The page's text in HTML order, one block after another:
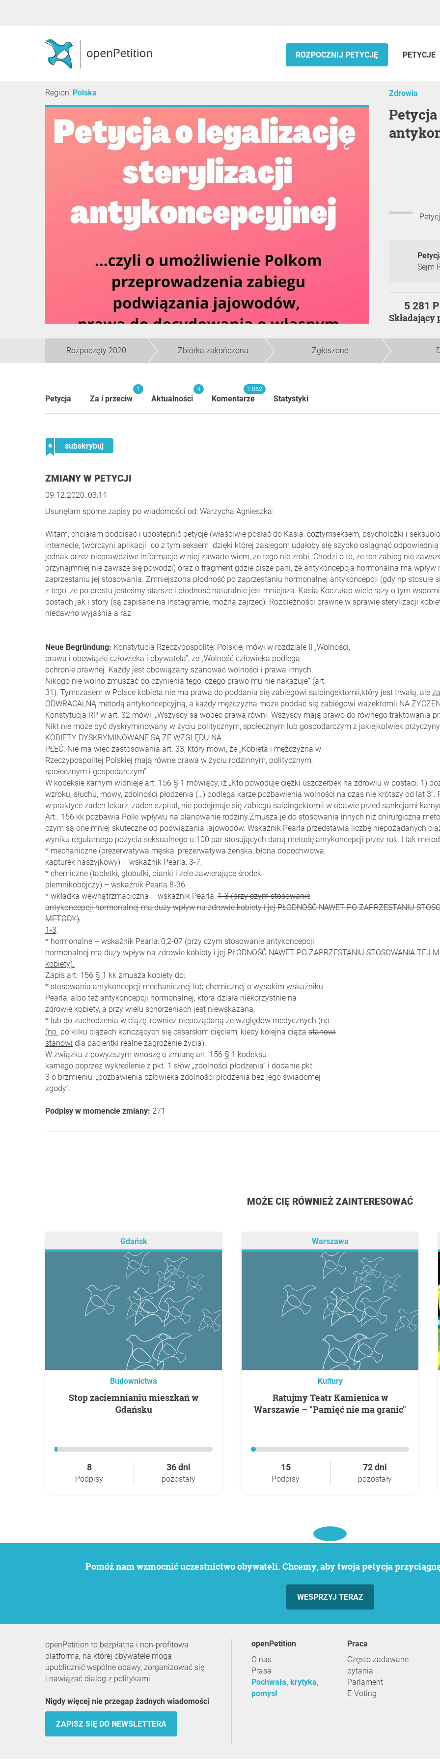
ROZPOCZNIJ PETYCJĘ PETYCJE
Region: Polska Zdrowia
Petycja o legalizację sterylizacji
Sejm
5 281
Rozpoczęty 2020 Zbiórka zakończona Zgłoszone
Petycja Za i przeciw
1
Aktualności
4
Komentarze
1 862
Statystyki
subskrybuj
ZMIANY W PETYCJI
09.12.2020, 03:11
Usunęłam sporne zapisy po wiadomości od: Warzycha Agnieszka:
Witam, chciałam podpisać i udostępnić petycje (właściwie posłać do Kasia_coztymseksem, psycholożki i
internecie, twórczyni aplikacji "co z tym seksem" dzięki której zasiegom udałoby się szybko osiągnąć
jednak przez nieprawdziwe informacje w niej zawarte wiem, że tego nie zrobi. Chodzi o to, że ten zabieg nie
przynajmniej nie zawsze się powodzi) oraz o fragment gdzie pisze pani, że antykoncepcja hormonalna ma wpływ
zaprzestaniu jej stosowania. Zmniejszona płodność po zaprzestaniu hormonalnej antykoncepcji (gdy np stosuje
z tego, że po prostu jesteśmy starsze i płodność naturalnie jest mniejsza. Kasia Koczułap wiele razy o tym
postach jak i story (są zapisane na instagramie, można zajrzeć). Rozbieżności prawne w sprawie sterylizacji
niedawno wyjaśnia a raz
Neue Begründung: Konstytucja Rzeczypospolitej Polskiej mówi w rozdziale II „Wolności,
prawa i obowiązki człowieka i obywatela”, że „Wolność człowieka podlega
ochronie prawnej. Każdy jest obowiązany szanować wolności i prawa innych.
Nikogo nie wolno zmuszać do czynienia tego, czego prawo mu nie nakazuje” (art.
31). Tymczasem w Polsce kobieta nie ma prawa do poddania się zabiegowi salpingektomii,który jest trwałą, ale
ODWRACALNĄ metodą antykoncepcyjną, a każdy mężczyzna może poddać się zabiegowi wazektomii NA
Konstytucja RP w art. 32 mówi: „Wszyscy są wobec prawa równi. Wszyscy mają prawo do równego traktowania
Nikt nie może być dyskryminowany w życiu politycznym, społecznym lub gospodarczym z jakiejkolwiek
KOBIETY DYSKRYMINOWANE SĄ ZE WZGLĘDU NA
PŁEĆ. Nie ma więc zastosowania art. 33, który mówi, że „Kobieta i mężczyzna w
Rzeczypospolitej Polskiej mają równe prawa w życiu rodzinnym, politycznym,
społecznym i gospodarczym”.
W kodeksie karnym widnieje art. 156 § 1 mówiący, iż „Kto powoduje ciężki uszczerbek na zdrowiu w postaci: 1)
wzroku, słuchu, mowy, zdolności płodzenia (…) podlega karze pozbawienia wolności na czas nie krótszy od lat 3”.
w praktyce żaden lekarz, żaden szpital, nie podejmuje się zabiegu salpingektomii w obawie przed sankcjami
Art.. 156 kk pozbawia Polki wpływu na planowanie rodziny.Zmusza je do stosowania innych niż chirurgiczna
czym są one mniej skuteczne od podwiązania jajowodów. Wskaźnik Pearla przedstawia liczbę niepożądanych
wyniku regularnego pożycia seksualnego u 100 par stosujących daną metodę antykoncepcji przez rok. I tak
* mechaniczne (prezerwatywa męska, prezerwatywa żeńska, błona dopochwowa,
kapturek naszyjkowy) – wskaźnik Pearla: 3-7,
* chemiczne (tabletki, globulki, pianki i żele zawierające środek
plemnikobójczy) – wskaźnik Pearla 8-36,
* wkładka wewnątrzmaciczna – wskaźnik Pearla: 1-3 (przy czym stosowanie
antykoncepcji hormonalnej ma duży wpływ na zdrowie kobiety i jej PŁODNOŚĆ NAWET PO ZAPRZESTANIU
METODY),
1-3,
* hormonalne – wskaźnik Pearla: 0,2-07 (przy czym stosowanie antykoncepcji
hormonalnej ma duży wpływ na zdrowie kobiety i jej PŁODNOŚĆ NAWET PO ZAPRZESTANIU STOSOWANIA TEJ
kobiety).
Zapis art. 156 § 1 kk zmusza kobiety do:
* stosowania antykoncepcji mechanicznej lub chemicznej o wysokim wskaźniku
Pearla, albo też antykoncepcji hormonalnej, która działa niekorzystnie na
zdrowie kobiety, a przy wielu schorzeniach jest niewskazana,
* lub do zachodzenia w ciążę, również niepożądaną ze względów medycznych (np.
(np. po kilku ciążach kończących się cesarskim cięciem, kiedy kolejna ciąża stanowi
stanowi dla pacjentki realne zagrożenie życia).
W związku z powyższym wnoszę o zmianę art. 156 § 1 kodeksu
karnego poprzez wykreślenie z pkt. 1 słów „zdolności płodzenia” i dodanie pkt.
3 o brzmieniu: „pozbawienia człowieka zdolności płodzenia bez jego świadomej
zgody”.
Podpisy w momencie zmiany: 271
MOŻE CIĘ RÓWNIEŻ ZAINTERESOWAĆ
Gdańsk
Budownictwa
Stop zaciemnianiu mieszkań w
Gdańsku
8
Podpisy
36 dni
pozostały
Warszawa
Kultury
Ratujmy Teatr Kamienica w
Warszawie – "Pamięć nie ma granic"
15
Podpisy
72 dni
pozostały
Pomóż nam wzmocnić uczestnictwo obywateli. Chcemy, aby twoja petycja
WESPRZYJ TERAZ
openPetition to bezpłatna i non-profitowa
platforma, na której obywatele mogą
upublicznić wspólne obawy, zorganizować się
i nawiązać dialog z politykami.
Nigdy więcej nie przegap żadnych wiadomości
ZAPISZ SIĘ DO NEWSLETTERA
openPetition
O nas
Prasa
Pochwała, krytyka,
pomysł
praca
Często zadawane
pytania
Parlament
E-Voting